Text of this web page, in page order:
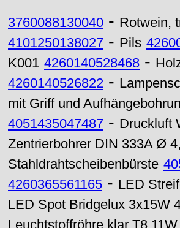
3760088130040 - Rotwein,
4101250138027 - Pils
K001 4260140528468 -
4260140526822 -
mit Griff und
4051435047487 - Druckluft
Zentrierbohrer DIN 333A Ø
Stahldrahtscheibenbürste
4260365561165 - LED
LED Spot Bridgelux 3x15W
Leuchtstoffröhre klar T8